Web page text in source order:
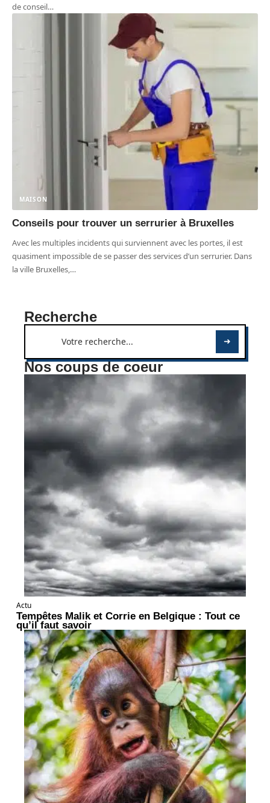
de conseil…
MAISON
Conseils pour trouver un serrurier à Bruxelles
Avec les multiples incidents qui surviennent avec les portes, il est
quasiment impossible de se passer des services d’un serrurier. Dans
la ville Bruxelles,…
Recherche
Nos coups de coeur
Actu
Tempêtes Malik et Corrie en Belgique : Tout ce
qu’il faut savoir